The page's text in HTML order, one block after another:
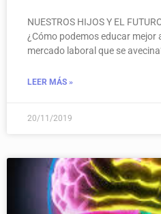
NUESTROS HIJOS Y EL
¿Cómo podemos educar mejor
mercado laboral que se
LEER MÁS »
20/11/2019